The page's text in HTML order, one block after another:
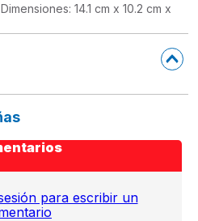
14.1 cm x 10.2 cm x
para escribir un